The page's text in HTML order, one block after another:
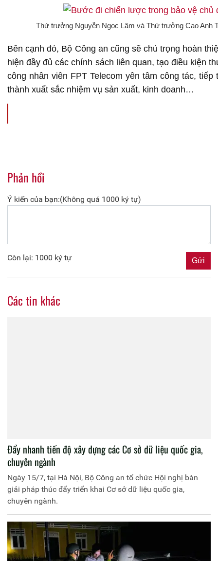
Thứ trưởng Nguyễn Ngọc Lâm và Thứ trưởng Cao Anh
Bên cạnh đó, Bộ Công an cũng sẽ chú trọng hoàn
hiện đầy đủ các chính sách liên quan, tạo điều kiện
công nhân viên FPT Telecom yên tâm công tác,
thành xuất sắc nhiệm vụ sản xuất, kinh doanh…
Phản hồi
Ý kiến của bạn:(Không quá 1000 ký tự)
Còn lại: 1000 ký tự
Các tin khác
Đẩy nhanh tiến độ xây dựng các Cơ sở dữ liệu quốc gia,
chuyên ngành
Ngày 15/7, tại Hà Nội, Bộ Công an tổ chức Hội nghị bàn
giải pháp thúc đẩy triển khai Cơ sở dữ liệu quốc gia,
chuyên ngành.